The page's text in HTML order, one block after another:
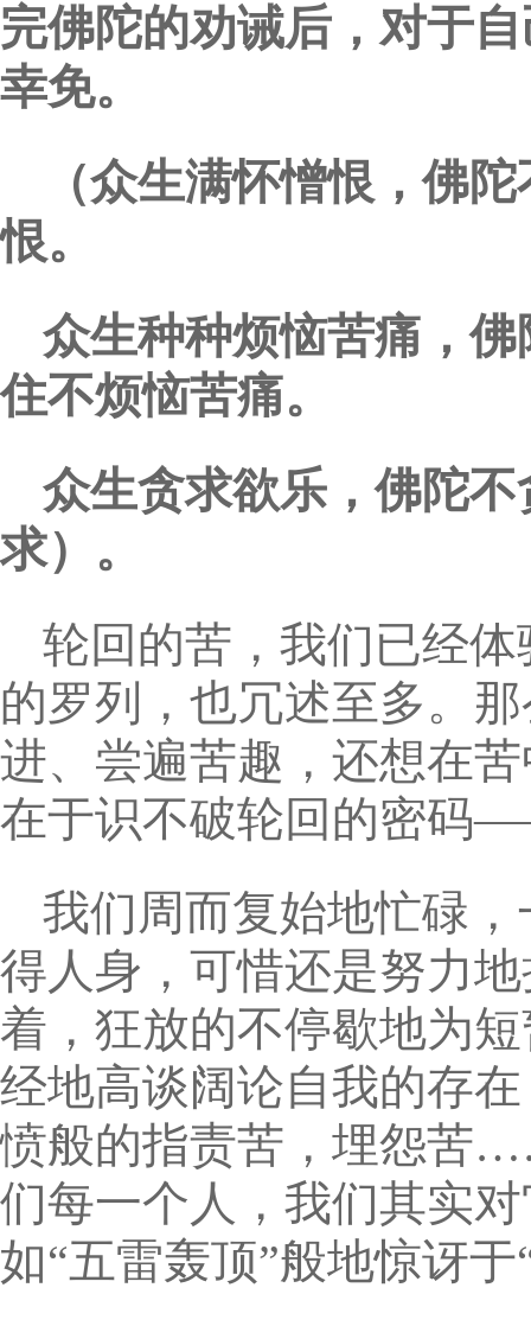
完佛陀的劝诫后，对于
幸免。
（众生满怀憎恨，佛
恨。
众生种种烦恼苦痛，
住不烦恼苦痛。
众生贪求欲乐，佛陀
求）。
轮回的苦，我们已经
的罗列，也冗述至多。
进、尝遍苦趣，还想在
在于识不破轮回的密码
我们周而复始地忙碌
得人身，可惜还是努力
着，狂放的不停歇地为
经地高谈阔论自我的存
愤般的指责苦，埋怨苦
们每一个人，我们其实
如“五雷轰顶”般地惊讶